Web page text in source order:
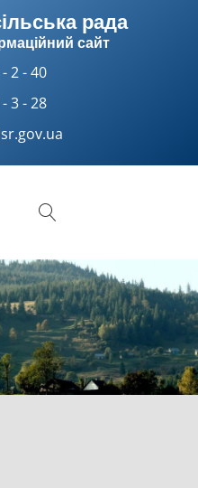
рада
сайт
2 - 40
3 - 28